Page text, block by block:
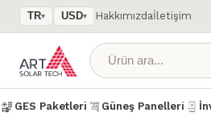
TR▾ USD▾ Hakkımızdaİletişim
GES Paketleri Güneş Panelleri